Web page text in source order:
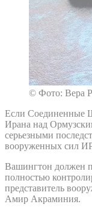
© Фото: Вера
Если Соединенные
Ирана над
серьезными
вооруженных сил
Вашингтон должен
полностью
представитель
Амир Акраминия.